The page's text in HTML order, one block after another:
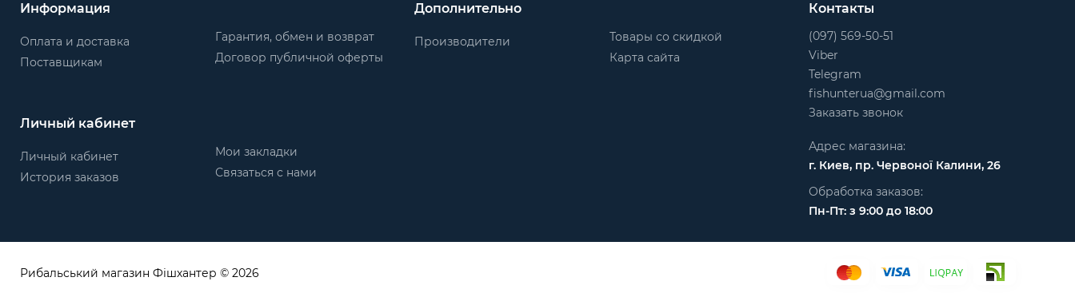
Информация
Оплата и доставка
Поставщикам
Гарантия, обмен и возврат
Договор публичной оферты
Дополнительно
Производители
Товары со скидкой
Карта сайта
Личный кабинет
Личный кабинет
История заказов
Мои закладки
Связаться с нами
Контакты
(097) 569-50-51
Viber
Telegram
fishunterua@gmail.com
Заказать звонок
Адрес магазина:
г. Киев, пр. Червоної Калини, 26
Обработка заказов:
Пн-Пт: з 9:00 до 18:00
Рибальський магазин Фішхантер © 2026